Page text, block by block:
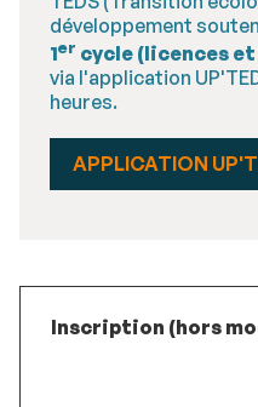
développement
1er cycle (licences et
via l'application
heures.
APPLICATION
Inscription (hors